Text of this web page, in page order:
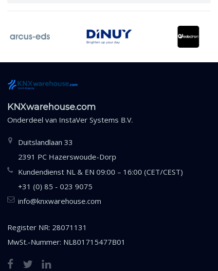
KNXwarehouse.com
Onderdeel van InstaVer Systems B.V.
Duitslandlaan 33
2391 PC Hazerswoude-Dorp
Kundendienst NL & EN 09:00 – 16:00 (CET/CEST)
+31 (0) 85 - 023 9075
info@knxwarehouse.com
Register NR: 28071131
MwSt.-Nummer: NL801715477B01